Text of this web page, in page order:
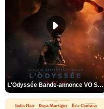
L'Odyssée Bande-annonce VO STFR